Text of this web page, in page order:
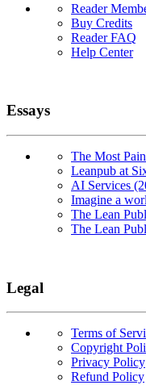
Reader
Buy Credits
Reader FAQ
Help Center
Essays
The Most
Leanpub at
AI Services
Imagine a
The Lean
The Lean
Legal
Terms of
Copyright
Privacy Policy
Refund Policy